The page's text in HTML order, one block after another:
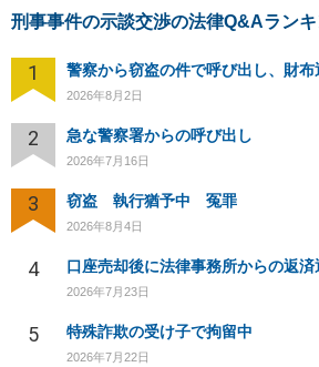
刑事事件の示談交渉の法律Q&Aラン
1 警察から窃盗の件で呼び出し、財布
2026年8月2日
2 急な警察署からの呼び出し
2026年7月16日
3 窃盗 執行猶予中 冤罪
2026年8月4日
4
2026年7月23日
5 特殊詐欺の受け子で拘留中
2026年7月22日